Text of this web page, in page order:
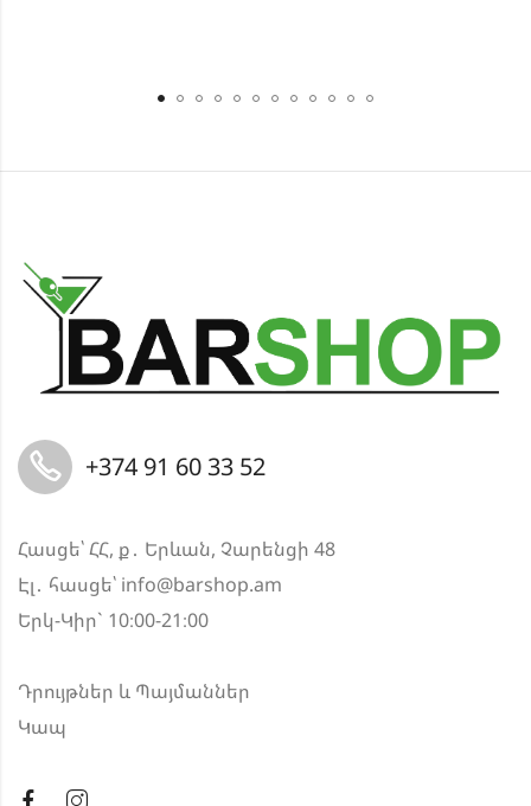
+374 91 60 33 52
Հասցե՝ ՀՀ, ք․ Երևան, Չարենցի 48
Էլ․ հասցե՝ info@barshop.am
Երկ-Կիր` 10։00-21։00
Դրույթներ և Պայմաններ
Կապ